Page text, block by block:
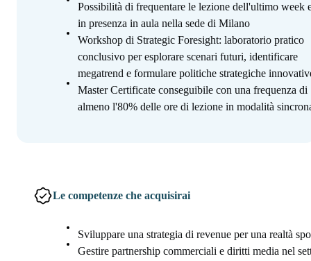
Possibilità di frequentare le lezione dell'ultimo week
in presenza in aula nella sede di Milano
Workshop di Strategic Foresight: laboratorio pratico
conclusivo per esplorare scenari futuri, identificare
megatrend e formulare politiche strategiche
Master Certificate conseguibile con una frequenza di
almeno l'80% delle ore di lezione in modalità
Le competenze che acquisirai
Sviluppare una strategia di revenue per una realtà
Gestire partnership commerciali e diritti media nel